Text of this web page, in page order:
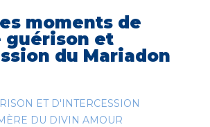
moments de
guérison et
du Mariadon
ET D'INTERCESSION
DU DIVIN AMOUR